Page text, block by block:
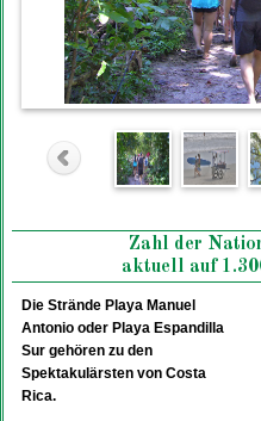
Zahl der
aktuell auf
Die Strände Playa Manuel
Antonio oder Playa Espandilla
Sur gehören zu den
Spektakulärsten von Costa
Rica.